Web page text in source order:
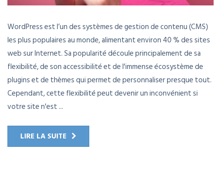
WordPress est l’un des systèmes de gestion de contenu (CMS)
les plus populaires au monde, alimentant environ 40 % des sites
web sur Internet. Sa popularité découle principalement de sa
flexibilité, de son accessibilité et de l'immense écosystème de
plugins et de thèmes qui permet de personnaliser presque tout.
Cependant, cette flexibilité peut devenir un inconvénient si
votre site n'est ...
LIRE LA SUITE